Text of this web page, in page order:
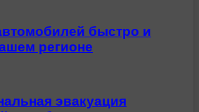
быстро и
регионе
эвакуация